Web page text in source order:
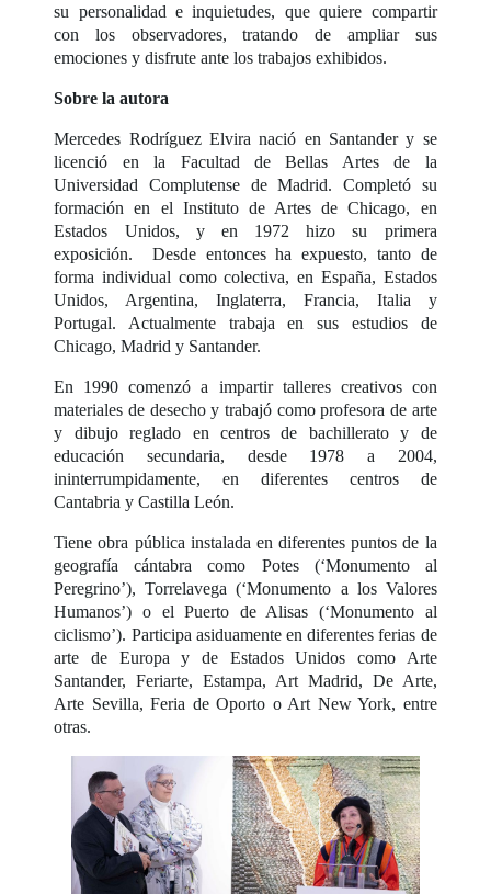
su personalidad e inquietudes, que quiere compartir
con los observadores, tratando de ampliar sus
emociones y disfrute ante los trabajos exhibidos.
Sobre la autora
Mercedes Rodríguez Elvira nació en Santander y se
licenció en la Facultad de Bellas Artes de la
Universidad Complutense de Madrid. Completó su
formación en el Instituto de Artes de Chicago, en
Estados Unidos, y en 1972 hizo su primera
exposición. Desde entonces ha expuesto, tanto de
forma individual como colectiva, en España, Estados
Unidos, Argentina, Inglaterra, Francia, Italia y
Portugal. Actualmente trabaja en sus estudios de
Chicago, Madrid y Santander.
En 1990 comenzó a impartir talleres creativos con
materiales de desecho y trabajó como profesora de arte
y dibujo reglado en centros de bachillerato y de
educación secundaria, desde 1978 a 2004,
ininterrumpidamente, en diferentes centros de
Cantabria y Castilla León.
Tiene obra pública instalada en diferentes puntos de la
geografía cántabra como Potes (‘Monumento al
Peregrino’), Torrelavega (‘Monumento a los Valores
Humanos’) o el Puerto de Alisas (‘Monumento al
ciclismo’). Participa asiduamente en diferentes ferias de
arte de Europa y de Estados Unidos como Arte
Santander, Feriarte, Estampa, Art Madrid, De Arte,
Arte Sevilla, Feria de Oporto o Art New York, entre
otras.